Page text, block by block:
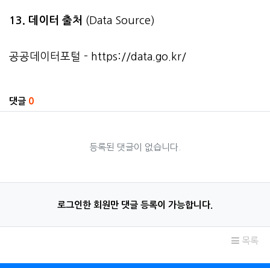
13. 데이터 출처 (Data Source)
공공데이터포털 - https://data.go.kr/
댓글 0
등록된 댓글이 없습니다.
로그인한 회원만 댓글 등록이 가능합니다.
목록